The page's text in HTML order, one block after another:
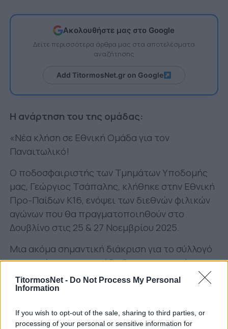
TitormosNet - Do Not Process My Personal
Information
If you wish to opt-out of the sale, sharing to third parties, or
processing of your personal or sensitive information for
Ακολουθήστε μας στο Google
Δείτε περισσότερα άρθρα μας στα αποτελέσματα
αναζήτησης
Add TitormosNet.gr on Google
Η ανάρτηση του της ομάδας:
«Νέα κλήση σε Εθνική Ομάδα για τον
Παναιτωλικό!
Ο ποδοσφαιριστής των Τμημάτων Υποδομής
μας, Γεώργιος Τσάπαλης, κλήθηκε στην Εθνική
Προ-Παίδων Κ16, ενόψει των διεθνών φιλικών
αγώνων που θα πραγματοποιηθούν στο
Δουβλίνο στις 25 & 27 Νοεμβρίου 2025.
Μια ακόμα σημαντική διάκριση για το σύλλογό
μας και έμπρακτη απόδειξη της συνεχούς
δουλειάς που γίνεται στις Υποδομές του
Παναιτωλικού».